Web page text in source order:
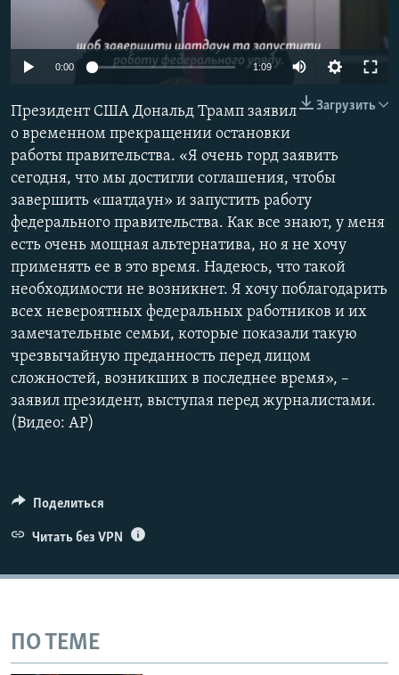
ПОБЕДИТЕЛЕЙ НЕ СУДЯТ?
КРЫМ.НЕПОКОРЕННЫЙ
УКРАИНСКАЯ ПРОБЛЕМА КРЫМА
ПРИСОЕДИНЯЙТЕСЬ!
Все сайты RFE/RL
0:00 1:09
Загрузить
Президент США Дональд Трамп заявил
о временном прекращении остановки
работы правительства. «Я очень горд заявить
сегодня, что мы достигли соглашения, чтобы
завершить «шатдаун» и запустить работу
федерального правительства. Как все знают, у меня
есть очень мощная альтернатива, но я не хочу
применять ее в это время. Надеюсь, что такой
необходимости не возникнет. Я хочу поблагодарить
всех невероятных федеральных работников и их
замечательные семьи, которые показали такую ​​
чрезвычайную преданность перед лицом
сложностей, возникших в последнее время», –
заявил президент, выступая перед журналистами.
(Видео: АР)
Поделиться
Читать без VPN
ПО ТЕМЕ